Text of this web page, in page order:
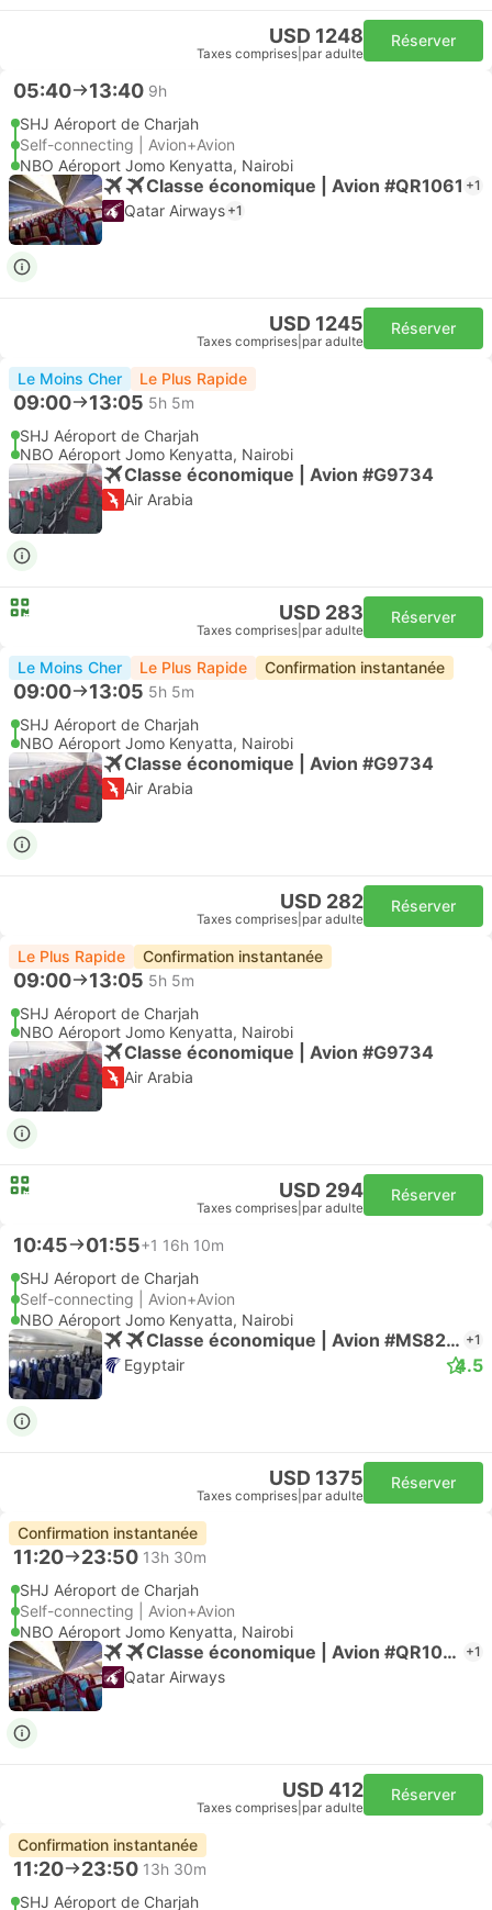
USD 1248
Taxes comprises par adulte
Réserver
05:40 13:40 9h
SHJ Aéroport de Charjah
Self-connecting | Avion+Avion
NBO Aéroport Jomo Kenyatta, Nairobi
Classe économique | Avion #QR1061 +1
Qatar Airways +1
USD 1245
Taxes comprises par adulte
Réserver
Le Moins Cher Le Plus Rapide
09:00 13:05 5h 5m
SHJ Aéroport de Charjah
NBO Aéroport Jomo Kenyatta, Nairobi
Classe économique | Avion #G9734
Air Arabia
USD 283
Taxes comprises par adulte
Réserver
Le Moins Cher Le Plus Rapide Confirmation instantanée
09:00 13:05 5h 5m
SHJ Aéroport de Charjah
NBO Aéroport Jomo Kenyatta, Nairobi
Classe économique | Avion #G9734
Air Arabia
USD 282
Taxes comprises par adulte
Réserver
Le Plus Rapide Confirmation instantanée
09:00 13:05 5h 5m
SHJ Aéroport de Charjah
NBO Aéroport Jomo Kenyatta, Nairobi
Classe économique | Avion #G9734
Air Arabia
USD 294
Taxes comprises par adulte
Réserver
10:45 01:55+1 16h 10m
SHJ Aéroport de Charjah
Self-connecting | Avion+Avion
NBO Aéroport Jomo Kenyatta, Nairobi
Classe économique | Avion #MS8254 +1
Egyptair 4.5
USD 1375
Taxes comprises par adulte
Réserver
Confirmation instantanée
11:20 23:50 13h 30m
SHJ Aéroport de Charjah
Self-connecting | Avion+Avion
NBO Aéroport Jomo Kenyatta, Nairobi
Classe économique | Avion #QR1039 +1
Qatar Airways
USD 412
Taxes comprises par adulte
Réserver
Confirmation instantanée
11:20 23:50 13h 30m
SHJ Aéroport de Charjah